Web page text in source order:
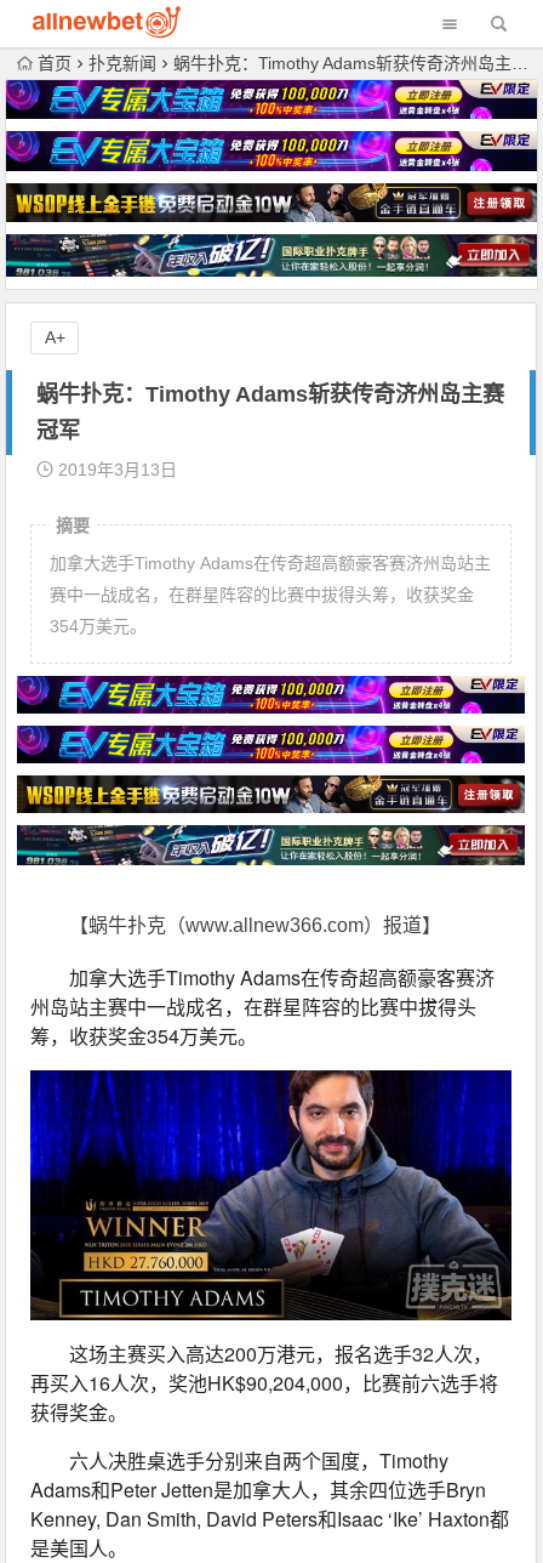
首页 扑克新闻 蜗牛扑克：Timothy Adams斩获传奇济州岛主赛冠军
蜗牛扑克：Timothy Adams斩获传奇济州岛主赛
冠军
2019年3月13日
摘要
加拿大选手Timothy Adams在传奇超高额豪客赛济州岛站主
赛中一战成名，在群星阵容的比赛中拔得头筹，收获奖金
354万美元。
【蜗牛扑克（www.allnew366.com）报道】
加拿大选手Timothy Adams在传奇超高额豪客赛济
州岛站主赛中一战成名，在群星阵容的比赛中拔得头
筹，收获奖金354万美元。
这场主赛买入高达200万港元，报名选手32人次，
再买入16人次，奖池HK$90,204,000，比赛前六选手将
获得奖金。
六人决胜桌选手分别来自两个国度，Timothy
Adams和Peter Jetten是加拿大人，其余四位选手Bryn
Kenney, Dan Smith, David Peters和Isaac ‘Ike’ Haxton都
是美国人。
A+